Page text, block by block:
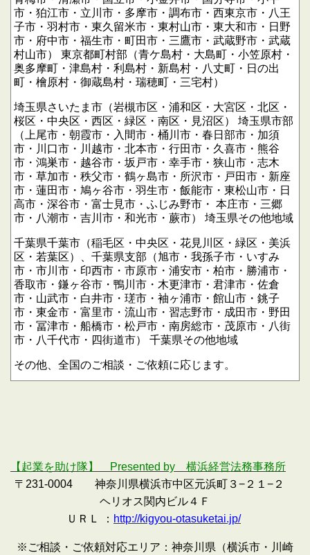
市・狛江市・立川市・多摩市・調布市・西東京市・八王
子市・羽村市・東久留米市・東村山市・東大和市・日野
市・府中市・福生市・町田市・三鷹市・武蔵野市・武蔵
村山市）
東京都町村部（青ケ島村・大島町・小笠原村・
奥多摩町・津島村・利島村・新島村・八丈町・日の出
町・檜原村・御蔵島村・瑞穂町・三宅村）
埼玉県さいたま市（岩槻市区・浦和区・大宮区・北区・
桜区・中央区・西区・緑区・南区・見沼区）
埼玉県市部
（上尾市・朝霞市・入間市・桶川市・春日部市・加須
市・川口市・川越市・北本市・行田市・久喜市・熊谷
市・鴻巣市・越谷市・坂戸市・幸手市・狭山市・志木
市・草加市・秩父市・鶴ヶ島市・所沢市・戸田市・新座
市・蓮田市・鳩ヶ谷市・羽生市・飯能市・東松山市・日
高市・深谷市・富士見市・ふじみ野市・ 本庄市・三郷
市・八潮市・吉川市・和光市・蕨市）
埼玉県その他地域
千葉県千葉市（稲毛区・中央区・花見川区・緑区・美浜
区・若葉区）、千葉県支部（旭市・我孫子市・いすみ
市・市川市・印西市・市原市・浦安市・柏市・勝浦市・
香取市・鎌ヶ谷市・鴨川市・木更津市・君津市・佐倉
市・山武市・白井市・瑳市・袖ヶ浦市・館山市・銚子
市・東金市・富里市・流山市・習志野市・成田市・野田
市・冨津市・船橋市・松戸市・南房総市・茂原市・八街
市・八千代市・四街道市）
千葉県その他地域
その他、全国のご相談・ご依頼に応じます。
【起業を助け隊】 Presented by 横浜経営法務事務所
〒231-0004 神奈川県横浜市中区元浜町３−２１−２
ヘリオス関内ビル４Ｆ
ＵＲＬ ： http://kigyou-otasuketai.jp/
※ご相談・ご依頼対応エリア：神奈川県（横浜市・川崎